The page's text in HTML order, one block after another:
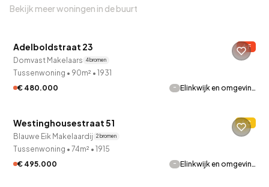
Bekijk meer woningen in de buurt
QUICKLANE™
Adelboldstraat 23 F
Domvast Makelaars 4 bronnen
Tussenwoning • 90m² • 1931
€ 480.000
- Elinkwijk en omgevin…
Verkocht onder voorbehoud
QUICKLANE™
Westinghousestraat 51 C
Blauwe Eik Makelaardij 2 bronnen
Tussenwoning • 74m² • 1915
€ 495.000
- Elinkwijk en omgevin…
QUICKLANE™